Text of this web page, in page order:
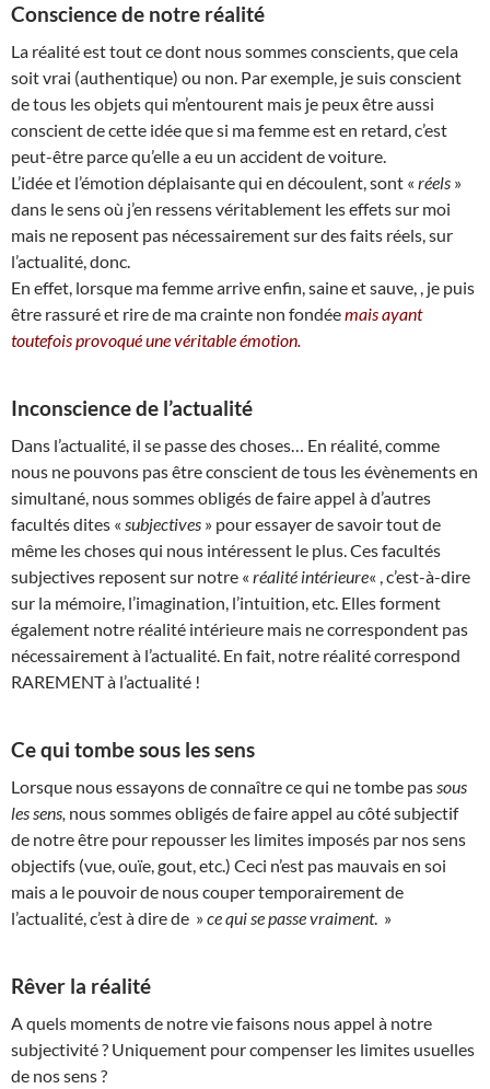
Conscience de notre réalité
La réalité est tout ce dont nous sommes conscients, que cela
soit vrai (authentique) ou non. Par exemple, je suis conscient
de tous les objets qui m’entourent mais je peux être aussi
conscient de cette idée que si ma femme est en retard, c’est
peut-être parce qu’elle a eu un accident de voiture.
L’idée et l’émotion déplaisante qui en découlent, sont « réels »
dans le sens où j’en ressens véritablement les effets sur moi
mais ne reposent pas nécessairement sur des faits réels, sur
l’actualité, donc.
En effet, lorsque ma femme arrive enfin, saine et sauve, , je puis
être rassuré et rire de ma crainte non fondéemais ayant
toutefois provoqué une véritable émotion.
Inconscience de l’actualité
Dans l’actualité, il se passe des choses… En réalité, comme
nous ne pouvons pas être conscient de tous les évènements en
simultané, nous sommes obligés de faire appel à d’autres
facultés dites « subjectives » pour essayer de savoir tout de
même les choses qui nous intéressent le plus. Ces facultés
subjectives reposent sur notre « réalité intérieure« , c’est-à-dire
sur la mémoire, l’imagination, l’intuition, etc. Elles forment
également notre réalité intérieure mais ne correspondent pas
nécessairement à l’actualité. En fait, notre réalité correspond
RAREMENT à l’actualité !
Ce qui tombe sous les sens
Lorsque nous essayons de connaître ce qui ne tombe pas sous
les sens, nous sommes obligés de faire appel au côté subjectif
de notre être pour repousser les limites imposés par nos sens
objectifs (vue, ouïe, gout, etc.) Ceci n’est pas mauvais en soi
mais a le pouvoir de nous couper temporairement de
l’actualité, c’est à dire de »ce qui se passe vraiment. »
Rêver la réalité
A quels moments de notre vie faisons nous appel à notre
subjectivité ? Uniquement pour compenser les limites usuelles
de nos sens ?